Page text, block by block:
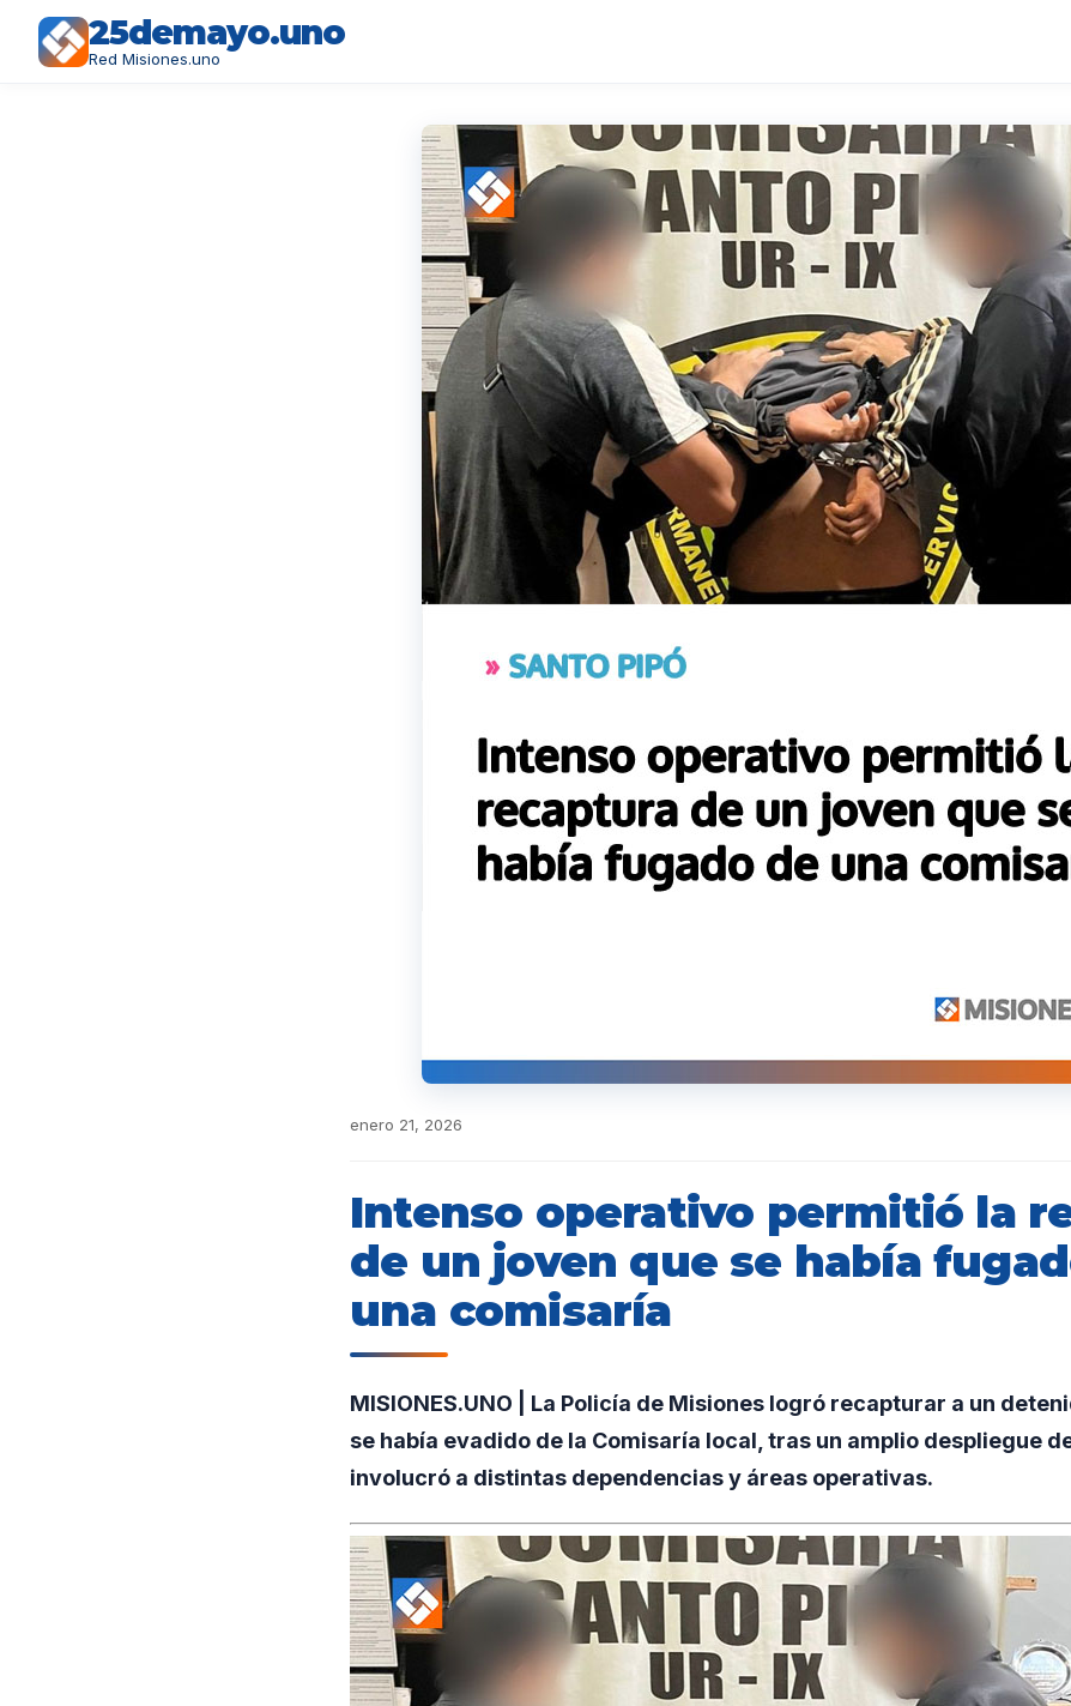
25demayo.uno
Red Misiones.uno
enero 21, 2026
Intenso operativo permitió la
de un joven que se había
una comisaría
MISIONES.UNO | La Policía de Misiones logró recapturar a un
se había evadido de la Comisaría local, tras un amplio despliegue
involucró a distintas dependencias y áreas operativas.